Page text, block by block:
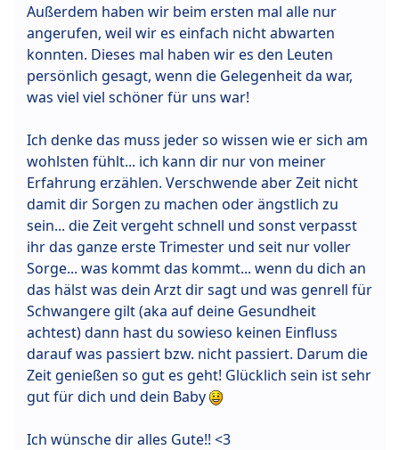
Außerdem haben wir beim ersten mal alle nur
angerufen, weil wir es einfach nicht abwarten
konnten. Dieses mal haben wir es den Leuten
persönlich gesagt, wenn die Gelegenheit da war,
was viel viel schöner für uns war!
Ich denke das muss jeder so wissen wie er sich am
wohlsten fühlt... ich kann dir nur von meiner
Erfahrung erzählen. Verschwende aber Zeit nicht
damit dir Sorgen zu machen oder ängstlich zu
sein... die Zeit vergeht schnell und sonst verpasst
ihr das ganze erste Trimester und seit nur voller
Sorge... was kommt das kommt... wenn du dich an
das hälst was dein Arzt dir sagt und was genrell für
Schwangere gilt (aka auf deine Gesundheit
achtest) dann hast du sowieso keinen Einfluss
darauf was passiert bzw. nicht passiert. Darum die
Zeit genießen so gut es geht! Glücklich sein ist sehr
gut für dich und dein Baby
Ich wünsche dir alles Gute!! <3